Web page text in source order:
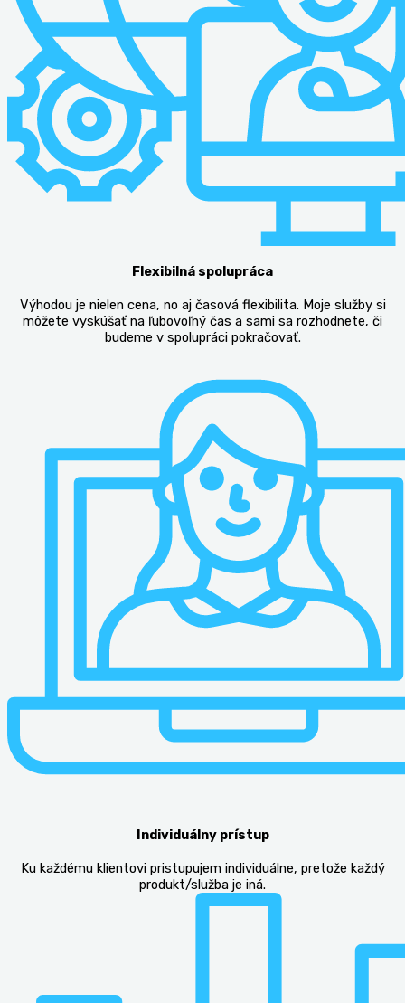
Flexibilná spolupráca
Výhodou je nielen cena, no aj časová flexibilita. Moje služby si
môžete vyskúšať na ľubovoľný čas a sami sa rozhodnete, či
budeme v spolupráci pokračovať.
Individuálny prístup
Ku každému klientovi pristupujem individuálne, pretože každý
produkt/služba je iná.